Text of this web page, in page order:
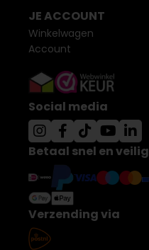
JE ACCOUNT
Winkelwagen
Account
Social media
Betaal snel en veilig
Verzending via